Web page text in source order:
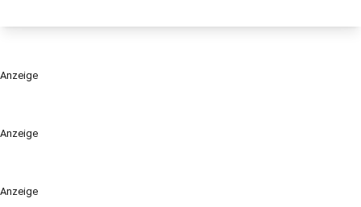
Anzeige
Anzeige
Anzeige